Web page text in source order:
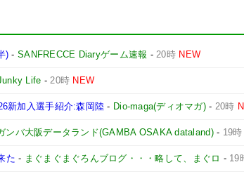
) -SANFRECCE Diaryゲーム速報 -20時 NEW
Life -20時 NEW
新加入選手紹介:森岡陸 - Dio-maga(ディオマガ)- 20時
ンバ大阪データランド(GAMBA OSAKA dataland)- 19時
た - まぐまぐまぐろんブログ・・・略して、まぐロ - 19